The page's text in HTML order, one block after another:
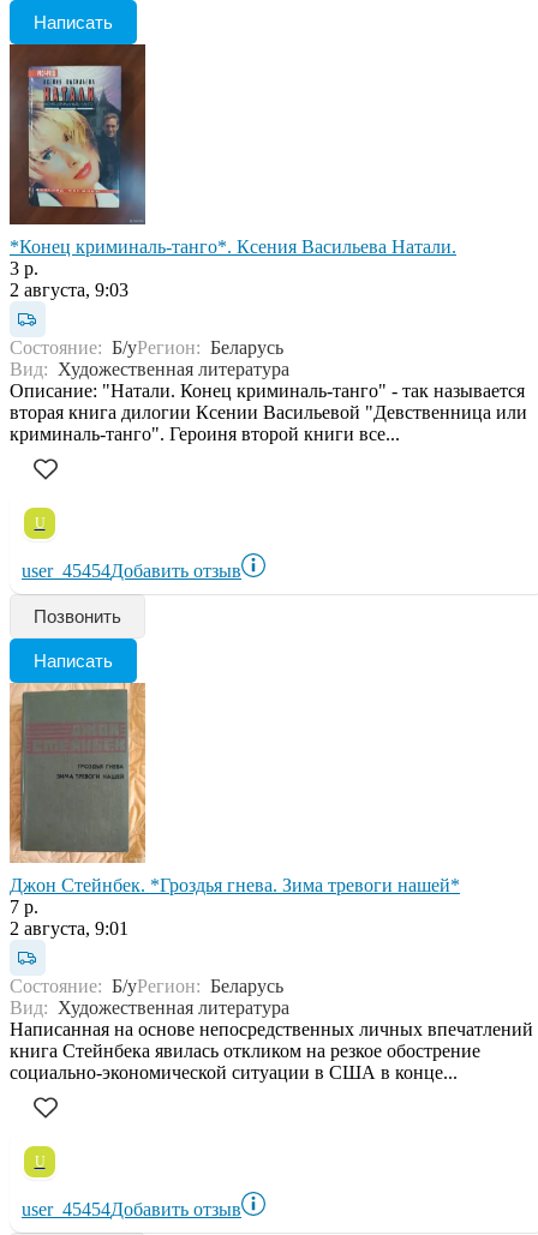
Написать
*Конец криминаль-танго*. Ксения Васильева Натали.
3 р.
2 августа, 9:03
Состояние: Б/уРегион: Беларусь
Вид: Художественная литература
Описание: "Натали. Конец криминаль-танго" - так называется
вторая книга дилогии Ксении Васильевой "Девственница или
криминаль-танго". Героиня второй книги все...
U
user_45454Добавить отзыв
Позвонить
Написать
Джон Стейнбек. *Гроздья гнева. Зима тревоги нашей*
7 р.
2 августа, 9:01
Состояние: Б/уРегион: Беларусь
Вид: Художественная литература
Написанная на основе непосредственных личных впечатлений
книга Стейнбека явилась откликом на резкое обострение
социально-экономической ситуации в США в конце...
U
user_45454Добавить отзыв